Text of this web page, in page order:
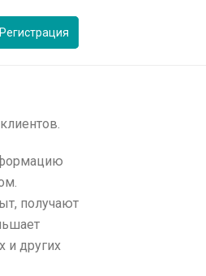
получают
и других